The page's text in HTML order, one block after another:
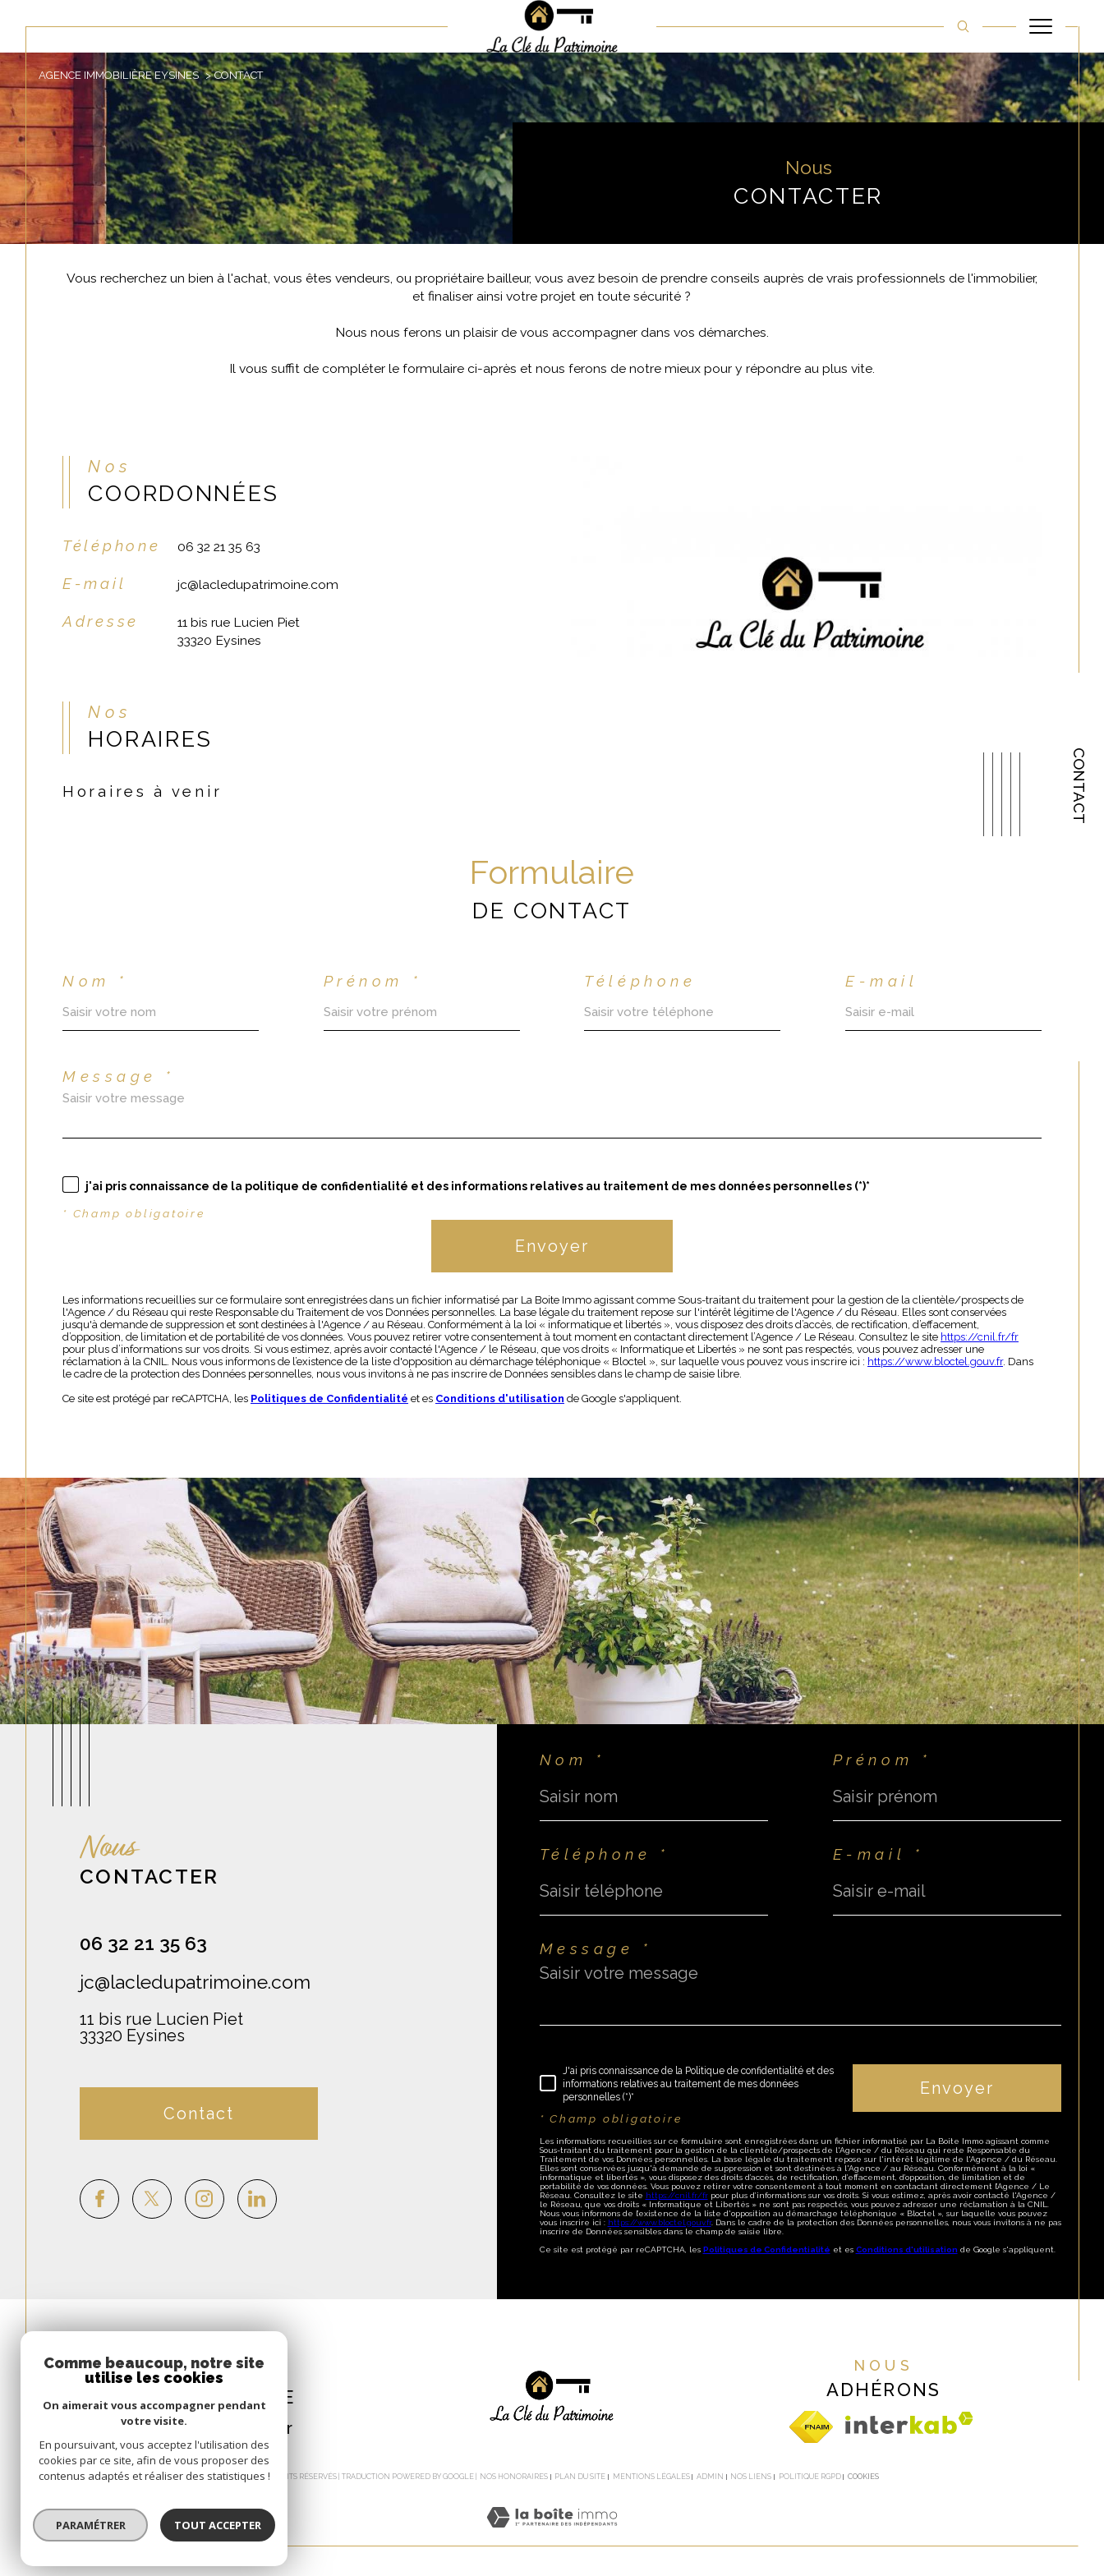
CONTACT
Acheter
de l'ancien
de l'ancien
Louer
en saisonnier
de l'immo pro
Estimer
TYPE DE BIEN
Voir les31annonces
Réinitialiser les filtres
AGENCE IMMOBILIÈRE EYSINES CONTACT
Nous
CONTACTER
Vous recherchez un bien à l'achat, vous êtes vendeurs, ou propriétaire bailleur, vous avez besoin de prendre conseils auprès de vrais professionnels de l'immobilier,
et finaliser ainsi votre projet en toute sécurité ?
Nous nous ferons un plaisir de vous accompagner dans vos démarches.
Il vous suffit de compléter le formulaire ci-après et nous ferons de notre mieux pour y répondre au plus vite.
Nos
COORDONNÉES
Téléphone 06 32 21 35 63
E-mail jc@lacledupatrimoine.com
Adresse
11 bis rue Lucien Piet
33320 Eysines
Nos
HORAIRES
Horaires à venir
Formulaire
DE CONTACT
Nom * Prénom * Téléphone E-mail
Message *
j'ai pris connaissance de la politique de confidentialité et des informations relatives au traitement de mes données personnelles (*)*
* Champ obligatoire
Envoyer
Les informations recueillies sur ce formulaire sont enregistrées dans un fichier informatisé par La Boite Immo agissant comme Sous-traitant du traitement pour la gestion de la clientèle/prospects de
l'Agence / du Réseau qui reste Responsable du Traitement de vos Données personnelles. La base légale du traitement repose sur l'intérêt légitime de l'Agence / du Réseau. Elles sont conservées
jusqu'à demande de suppression et sont destinées à l'Agence / au Réseau. Conformément à la loi « informatique et libertés », vous disposez des droits d’accès, de rectification, d’effacement,
d’opposition, de limitation et de portabilité de vos données. Vous pouvez retirer votre consentement à tout moment en contactant directement l’Agence / Le Réseau. Consultez le site https://cnil.fr/fr
pour plus d’informations sur vos droits. Si vous estimez, après avoir contacté l'Agence / le Réseau, que vos droits « Informatique et Libertés » ne sont pas respectés, vous pouvez adresser une
réclamation à la CNIL. Nous vous informons de l’existence de la liste d'opposition au démarchage téléphonique « Bloctel », sur laquelle vous pouvez vous inscrire ici : https://www.bloctel.gouv.fr. Dans
le cadre de la protection des Données personnelles, nous vous invitons à ne pas inscrire de Données sensibles dans le champ de saisie libre.
Ce site est protégé par reCAPTCHA, les Politiques de Confidentialité et es Conditions d'utilisation de Google s'appliquent.
Nom * Prénom *
Téléphone * E-mail *
Message *
J'ai pris connaissance de la Politique de confidentialité et des
informations relatives au traitement de mes données
personnelles (*)*
* Champ obligatoire
Envoyer
Les informations recueillies sur ce formulaire sont enregistrées dans un fichier informatisé par La Boite Immo agissant comme
Sous-traitant du traitement pour la gestion de la clientèle/prospects de l'Agence / du Réseau qui reste Responsable du
Traitement de vos Données personnelles. La base légale du traitement repose sur l'intérêt légitime de l'Agence / du Réseau.
Elles sont conservées jusqu'à demande de suppression et sont destinées à l'Agence / au Réseau. Conformément à la loi «
informatique et libertés », vous disposez des droits d’accès, de rectification, d’effacement, d’opposition, de limitation et de
portabilité de vos données. Vous pouvez retirer votre consentement à tout moment en contactant directement l’Agence / Le
Réseau. Consultez le site https://cnil.fr/frpour plus d’informations sur vos droits. Si vous estimez, après avoir contacté l'Agence /
le Réseau, que vos droits « Informatique et Libertés » ne sont pas respectés, vous pouvez adresser une réclamation à la CNIL.
Nous vous informons de l’existence de la liste d'opposition au démarchage téléphonique « Bloctel », sur laquelle vous pouvez
vous inscrire ici : https://www.bloctel.gouv.fr. Dans le cadre de la protection des Données personnelles, nous vous invitons à ne pas
inscrire de Données sensibles dans le champ de saisie libre.
Ce site est protégé par reCAPTCHA, les Politiques de Confidentialité et es Conditions d'utilisation de Google s'appliquent.
Nous
CONTACTER
06 32 21 35 63
jc@lacledupatrimoine.com
11 bis rue Lucien Piet
33320
Eysines
Contact
ESPACE
PROPRIÉTAIRE
Se connecter
NOUS
ADHÉRONS
© 2026 | TOUS DROITS RÉSERVÉS | TRADUCTION POWERED BY GOOGLE | NOS HONORAIRES PLAN DU SITE MENTIONS LÉGALES ADMIN NOS LIENS POLITIQUE RGPD COOKIES
Comme beaucoup, notre site
utilise les cookies
On aimerait vous accompagner pendant
votre visite.
En poursuivant, vous acceptez l'utilisation des
cookies par ce site, afin de vous proposer des
contenus adaptés et réaliser des statistiques !
PARAMÉTRER TOUT ACCEPTER